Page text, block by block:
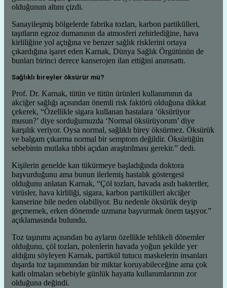
Sanayileşmiş bölgelerde fabrika tozları, karbon partikülleri,
taşıtların egzoz dumanının da atmosferi zehirlediğine, hava
kirliliğine yol açtığına ve benzer sağlık risklerini ortaya
çıkardığına işaret eden Karnak, Dünya Sağlık Örgütünün de
bunları birinci derece kanserojen ilan ettiğini anımsattı.
Sağlıklı bireyler öksürür mü?
Prof. Dr. Karnak, tütün ve tütün ürünleri kullanımının da
akciğer sağlığı açısından önemli risk faktörü olduğuna dikkat
çekerek, “Özellikle sigara kullanan hastalara ‘öksürüyor
musun?’ diye sorduğumuzda ‘Normal öksürüyorum’ diye
karşılık veriyor. Oysa normal, sağlıklı birey öksürmez. Öksürük
ve balgam çıkarma normal bir semptom değildir. Öksürüğün
sebebinin mutlaka tıbbi açıdan araştırılması gerekir.” dedi.
Kişilerin genelde kan tükürmeye başladığında doktora
başvurduğunu ama bunun ilerlemiş hastalık göstergesi
olduğunu anlatan Karnak, “Çöl tozları, havada asılı bakteriler,
virüsler, hava kirliliği, sigara, karbon partikülleri akciğer
kanserine bile neden olabiliyor. Bu nedenle öksürük deyip
geçmemek, erken dönemde uzmana başvurmak önem taşıyor.”
açıklamasında bulundu.
Toz taşınımı açısından bu ayların özellikle tehlikeli dönemler
olduğunu, çöl tozları, polenlerin havada yoğun şekilde yer
aldığını söyleyen Karnak, partikül tutucu maskelerin insanları
dışarda toz taşınımından bir miktar koruyabileceğine ama çok
katlı olmaları sebebiyle günlük hayatta kullanımlarının zor
olduğuna değindi.